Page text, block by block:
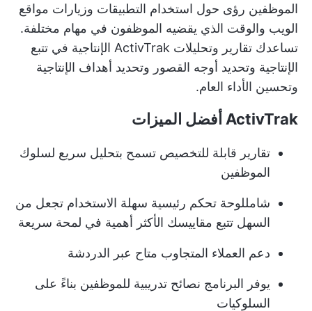
الموظفين رؤى حول استخدام التطبيقات وزيارات مواقع
الويب والوقت الذي يقضيه الموظفون في مهام مختلفة.
تساعدك تقارير وتحليلات ActivTrak الإنتاجية في تتبع
الإنتاجية وتحديد أوجه القصور وتحديد أهداف الإنتاجية
وتحسين الأداء العام.
ActivTrak أفضل الميزات
تقارير قابلة للتخصيص تسمح بتحليل سريع لسلوك
الموظفين
شامللوحة تحكم رئيسية سهلة الاستخدام تجعل من
السهل تتبع مقاييسك الأكثر أهمية في لمحة سريعة
دعم العملاء المتجاوب متاح عبر الدردشة
يوفر البرنامج نصائح تدريبية للموظفين بناءً على
السلوكيات